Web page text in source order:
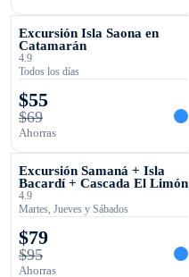
OFERTA TEMPORAL
Excursión Isla Saona en
Catamarán
4.9
Todos los días
$55
$69
Ahorras
OFERTA TEMPORAL
Excursión Samaná + Isla
Bacardí + Cascada El Limón
4.9
Martes, Jueves y Sábados
$79
$95
Ahorras